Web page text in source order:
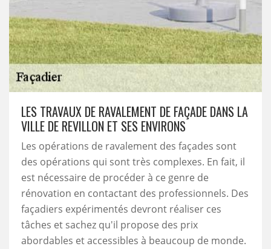
LES TRAVAUX DE RAVALEMENT DE FAÇADE DANS LA
VILLE DE REVILLON ET SES ENVIRONS
Les opérations de ravalement des façades sont
des opérations qui sont très complexes. En fait, il
est nécessaire de procéder à ce genre de
rénovation en contactant des professionnels. Des
façadiers expérimentés devront réaliser ces
tâches et sachez qu'il propose des prix
abordables et accessibles à beaucoup de monde.